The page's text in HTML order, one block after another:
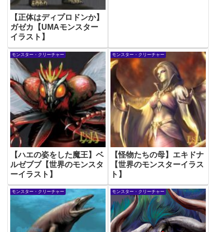
【正体はディプロドンか】
ガゼカ【UMAモンスター
イラスト】
モンスター・クリーチャー
【ハエの姿をした魔王】ベ
ルゼブブ【世界のモンスタ
ーイラスト】
モンスター・クリーチャー
【怪物たちの母】エキドナ
【世界のモンスターイラス
ト】
モンスター・クリーチャー モンスター・クリーチャー